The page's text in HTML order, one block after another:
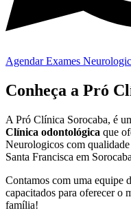
Agendar Exames
Conheça a Pró
A Pró Clínica Sorocaba, é
Clínica odontológica que
Neurologicos com
Santa Francisca em Sorocaba
Contamos com uma equipe
capacitados para oferecer o
família!